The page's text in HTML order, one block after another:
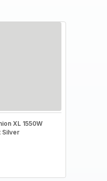
XL 1550W
Silver